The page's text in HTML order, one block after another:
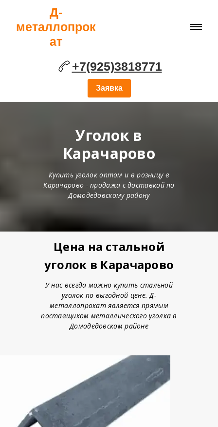
Д-
металлопрок
ат
+7(925)3818771
Заявка
Уголок в
Карачарово
Купить уголок оптом и в розницу в
Карачарово - продажа с доставкой по
Домодедовскому району
Цена на стальной
уголок в Карачарово
У нас всегда можно купить стальной
уголок по выгодной цене. Д-
металлопрокат является прямым
поставщиком металлического уголка в
Домодедовском районе